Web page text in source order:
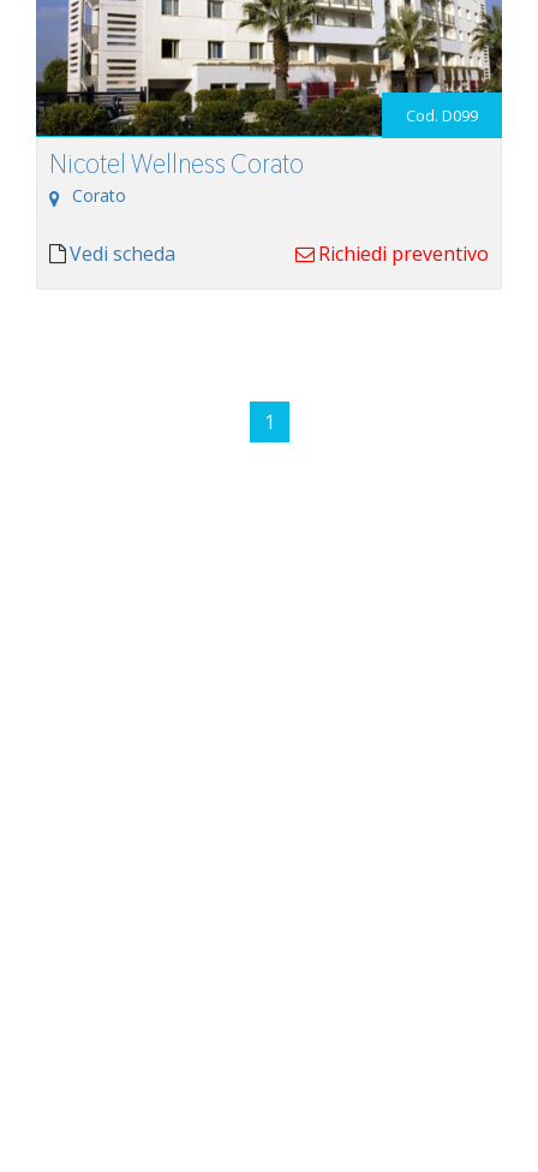
Cod. D099
Nicotel Wellness Corato
Corato
Vedi scheda Richiedi preventivo
1